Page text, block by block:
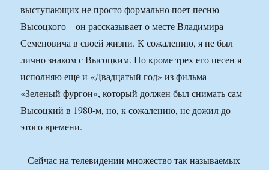
выступающих не просто формально поет песню
Высоцкого – он рассказывает о месте Владимира
Семеновича в своей жизни. К сожалению, я не был
лично знаком с Высоцким. Но кроме трех его песен я
исполняю еще и «Двадцатый год» из фильма
«Зеленый фургон», который должен был снимать сам
Высоцкий в 1980-м, но, к сожалению, не дожил до
этого времени.
– Сейчас на телевидении множество так называемых